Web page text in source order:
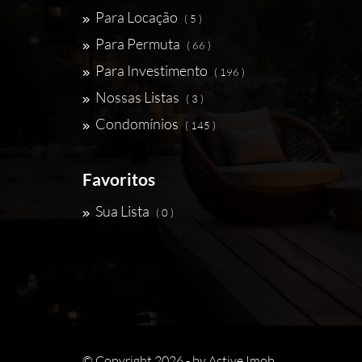
Para Locação ( 5 )
Para Permuta ( 66 )
Para Investimento ( 196 )
Nossas Listas ( 3 )
Condomínios ( 145 )
Favoritos
Sua Lista ( 0 )